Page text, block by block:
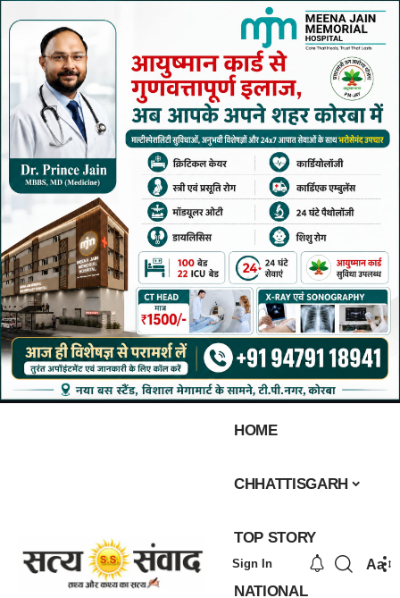
HOME
CHHATTISGARH
TOP STORY
NATIONAL
Sign In Aa